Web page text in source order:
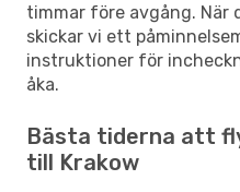
timmar före avgång. När
skickar vi ett
instruktioner för
åka.
Bästa tiderna att
till Krakow